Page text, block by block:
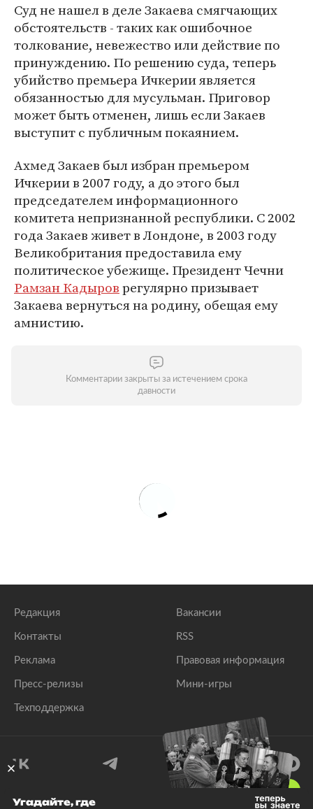
Суд не нашел в деле Закаева смягчающих
обстоятельств - таких как ошибочное
толкование, невежество или действие по
принуждению. По решению суда, теперь
убийство премьера Ичкерии является
обязанностью для мусульман. Приговор
может быть отменен, лишь если Закаев
выступит с публичным покаянием.
Ахмед Закаев был избран премьером
Ичкерии в 2007 году, а до этого был
председателем информационного
комитета непризнанной республики. С 2002
года Закаев живет в Лондоне, в 2003 году
Великобритания предоставила ему
политическое убежище. Президент Чечни
Рамзан Кадыроврегулярно призывает
Закаева вернуться на родину, обещая ему
амнистию.
Комментарии закрыты за истечением срока
давности
Редакция
Контакты
Реклама
Пресс-релизы
Техподдержка
Вакансии
RSS
Правовая информация
Мини-игры
Угадайте, где